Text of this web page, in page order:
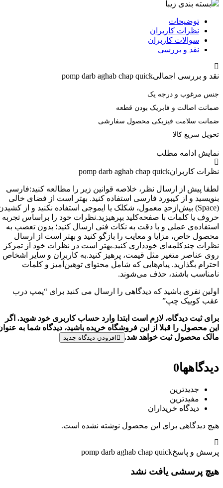
بسته بندی زیبا
توضیحات
نظرات کاربران
سوالات کاربران
نقد و بررسی
و بررسی اجمالیpomp darb aghab chap quick
مرغوب و درجه یک
اصالت و فابریک بودن قطعه
سلامت فیزیکی محصول سفارشی
سریع کالا
ادامه مطلب
کاربران pomp darb aghab chap quick
پیش از ارسال نظر، خلاصه قوانین زیر را مطالعه کنید:فارسی
و از کیبورد فارسی استفاده کنید. بهتر است از فضای خالی
(Space) بیش‌از‌حدِ معمول، شکلک یا ایموجی استفاده نکنید و از کشیدن
یا کلمات با صفحه‌کلید بپرهیزید.نظرات خود را براساس تجربه و
عملی و با دقت به نکات فنی ارسال کنید؛ بدون تعصب به
خاص، مزایا و معایب را بازگو کنید و بهتر است از ارسال
چندکلمه‌‌ای خودداری کنید.بهتر است در نظرات خود از تمرکز
عناصر متغیر مثل قیمت، پرهیز کنید.به کاربران و سایر اشخاص
بگذارید. پیام‌هایی که شامل محتوای توهین‌آمیز و کلمات
باشند، حذف می‌شوند.
نفری باشید که دیدگاهی را ارسال می کنید برای “پمپ درب
کوییک چپ”
ثبت دیدگاه، لازم است ابتدا وارد حساب کاربری خود شوید. اگر
محصول را قبلا از این فروشگاه خریده باشید، دیدگاه شما به عنوان
محصول ثبت خواهد شد.
افزودن دیدگاه جدید
0
جدیدترین
مفیدترین
دیدگاه خریداران
دیدگاهی برای این محصول نوشته نشده است.
و پاسخpomp darb aghab chap quick
پرسشی یافت نشد